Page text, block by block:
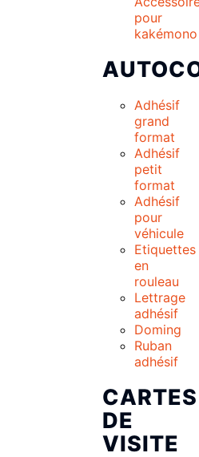
pour
kakémono
Adhésif
grand
format
Adhésif
petit
format
Adhésif
pour
véhicule
Etiquettes
en
rouleau
Lettrage
adhésif
Doming
Ruban
adhésif
CARTES
DE
VISITE